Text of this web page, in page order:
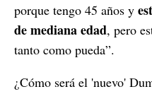
porque tengo 45 años y
de mediana edad, pero
tanto como pueda”.
¿Cómo será el 'nuevo'